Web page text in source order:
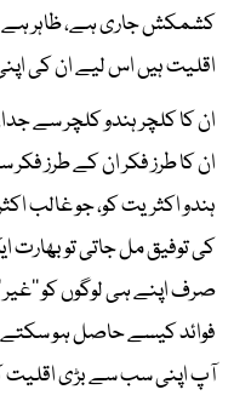
کشمکش جاری ہے، ظاہر
اقلیت ہیں اس لیے ان کی
ان کا کلچر ہندو کلچر سے
ان کا طرز فکر ان کے طرز
ہندو اکثریت کو، جو غالب
کی توفیق مل جاتی تو بھارت
صرف اپنے ہی لوگوں کو ’’غیر
فوائد کیسے حاصل ہو
آپ اپنی سب سے بڑی اقلیت